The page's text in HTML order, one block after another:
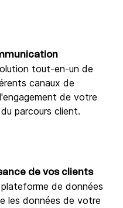
tout-en-un de
canaux de
de votre
parcours client.
de vos clients
de données
les données de votre